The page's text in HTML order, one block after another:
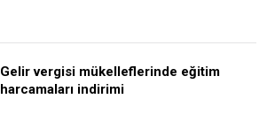
Gelir vergisi mükelleflerinde eğitim
harcamaları indirimi